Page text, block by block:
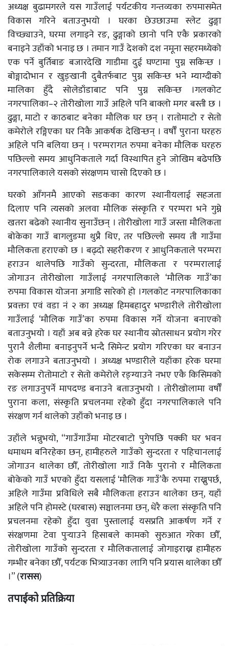
अध्यक्ष बुढामगरले यस गाउँलाई पर्यटकीय गन्तव्यका रुपमासमेत
विकास गरिने बताउनुभयो । घरका छेउछाउमा स्लेट ढुङ्गा
विच्छ्याउने, घरमा लगाइने रङ, ढुङ्गाको छानो पनि एकै प्रकारको
बनाइने उहाँको भनाइ छ । तमान गाउँ देशको दश नमूना सहरमध्येको
एक पर्ने बुर्तिबाङ बजारदेखि गाडीमा दुई घण्टामा पुग्न सकिन्छ ।
बोङ्गादोभान र खुङ्खानी दुबैतर्फबाट पुग्न सकिन्छ भने म्याग्दीको
मालिका हुँदै सोलेडाँडाबाट पनि पुग्न सकिन्छ ।गलकोट
नगरपालिका–२ तोरीखोला गाउँ अहिले पनि बाक्लो मगर बस्ती छ ।
ढुङ्गा, माटो र काठबाट बनेका मौलिक घर छन् । रातोमाटो र सेतो
कमेरोले रङ्गिएका घर निकै आकर्षक देखिन्छन् । वर्षौँ पुराना घरहरु
अहिले पनि बलिया छन् । परम्परागत रुपमा बनेका मौलिक घरहरु
पछिल्लो समय आधुनिकताले गर्दा विस्थापित हुने जोखिम बढेपछि
नगरपालिकाले यसको संरक्षणम चासो दिएको छ ।
घरको आँगनमै आएको सडकका कारण स्थानीयलाई सहजता
दिलाए पनि त्यसको अलवा मौलिक संस्कृति र परम्परा भने गुम्ने
खतरा बढेको स्थानीय सुनाउँछन् । तोरीखोला गाउँ जस्ता मौलिकता
बोकेका गाउँ बागलुङमा थुप्रै थिए, तर पछिल्लो समय ती गाउँमा
मौलिकता हराएको छ । बढ्दो सहरीकरण र आधुनिकताले परम्परा
हराउन थालेपछि गाउँको सुन्दरता, मौलिकता र परम्परालाई
जोगाउन तोरीखोला गाउँलाई नगरपालिकाले ‘मौलिक गाउँ’का
रुपमा विकास योजना अगाडि सारेको हो ।गलकोट नगरपालिकाका
प्रवक्ता एवं वडा नं २ का अध्यक्ष हिमबहादुर भण्डारीले तोरीखोला
गाउँलाई ‘मौलिक गाउँ’का रुपमा विकास गर्ने योजना बनाएको
बताउनुभयो । यहाँ अब बन्ने हरेक घर स्थानीय स्रोतसाधन प्रयोग गरेर
पुरानै शैलीमा बनाइनुपर्ने भन्दै सिमेन्ट प्रयोग गरिएका घर बनाउन
रोक लगाउने बताउनुभयो । अध्यक्ष भण्डारीले यहाँका हरेक घरमा
सकेसम्म रोतोमाटो र सेतो कमेरोले रङ्ग्याउने नभए एकै किसिमको
रङ लगाउनुपर्ने मापदण्ड बनाउने बताउनुभयो । तोरीखोलामा वर्षौँ
पुराना कला, संस्कृति प्रचलनमा रहेको हुँदा नगरपालिकाले पनि
संरक्षण गर्न थालेको उहाँको भनाइ छ ।
उहाँले भन्नुभयो, “गाउँगाउँमा मोटरबाटो पुगेपछि पक्की घर भवन
धमाधम बनिरहेका छन्, हामीहरुले गाउँको सुन्दरता र पहिचानलाई
जोगाउन थालेका छौँ, तोरीखोला गाउँ निकै पुरानो र मौलिकता
बोकेको गाउँ भएको हुँदा यसलाई ‘मौलिक गाउँ’कै रुपमा राख्नुपर्छ,
अहिले गाउँमा प्रविधिले सबै मौलिकता हराउन थालेका छन्, यहाँ
अहिले पनि होमस्टे (घरबास) सञ्चालनमा छन्, धेरै कला संस्कृति पनि
प्रचलनमा रहेको हुँदा युवा पुस्तालाई यसप्रति आकर्षण गर्ने र
संरक्षणमा टेवा पुर्‍याउने हिसाबले कामको सुरुआत गरेका छौँ,
तोरीखोला गाउँको सुन्दरता र मौलिकतालाई जोगाइराख्न हामीहरु
गम्भीर बनेका छौँ, पर्यटक भित्र्याउनका लागि पनि प्रयास थालेका छौँ
।” (रासस)
तपाईको प्रतिक्रिया